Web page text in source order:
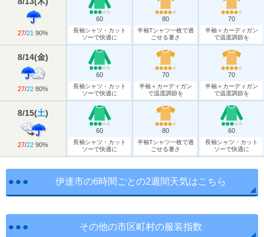
27/21 90%
60
長袖シャツ・カット
ソーで快適に
80
半袖Tシャツ一枚で過
ごせる暑さ
70
半袖＋カーディガン
で温度調節を
8/14(金)
27/22 80%
60
長袖シャツ・カット
ソーで快適に
70
半袖＋カーディガン
で温度調節を
70
半袖＋カーディガン
で温度調節を
8/15(土)
27/22 90%
60
長袖シャツ・カット
ソーで快適に
80
半袖Tシャツ一枚で過
ごせる暑さ
60
長袖シャツ・カット
ソーで快適に
伊達市の6時間ごとの2週間天気はこちら
その他の市区町村の服装指数